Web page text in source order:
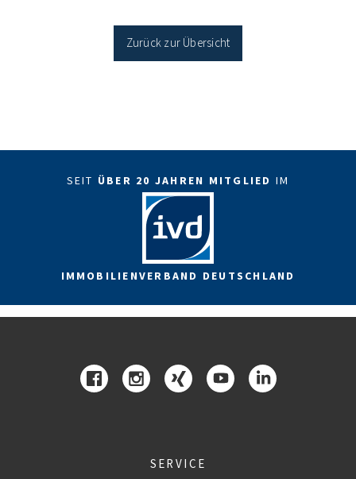
Zurück zur Übersicht
SEIT ÜBER 20 JAHREN MITGLIED IM
IMMOBILIENVERBAND DEUTSCHLAND
SERVICE